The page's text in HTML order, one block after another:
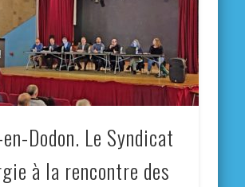
Dodon. Le Syndicat
à la rencontre des